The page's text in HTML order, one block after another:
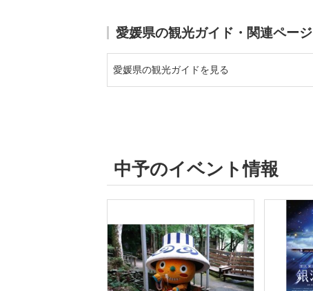
愛媛県の観光ガイド・関連ページ
愛媛県の観光ガイドを見る
中予のイベント情報